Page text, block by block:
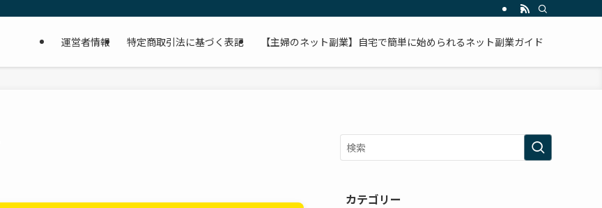
運営者情報 特定商取引法に基づく表記 【主婦のネット副業】自宅で簡単に始められるネット副業ガイド
カテゴリー